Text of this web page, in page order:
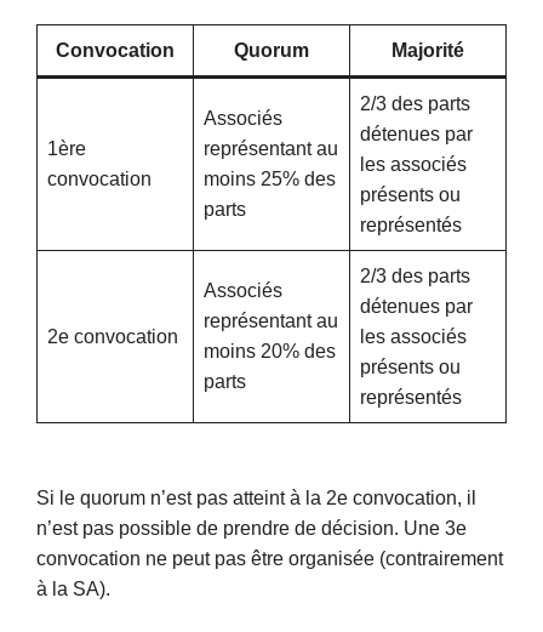
Convocation Quorum Majorité
1ère
convocation
Associés
représentant au
moins 25% des
parts
2/3 des parts
détenues par
les associés
présents ou
représentés
2e convocation
Associés
représentant au
moins 20% des
parts
2/3 des parts
détenues par
les associés
présents ou
représentés
Si le quorum n’est pas atteint à la 2e convocation, il
n’est pas possible de prendre de décision. Une 3e
convocation ne peut pas être organisée (contrairement
à la SA).